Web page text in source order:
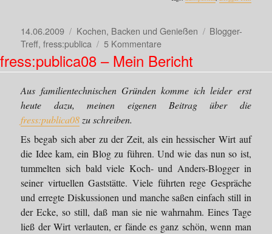
Veröffentlicht
am
14.06.2009 Kategorien
Kochen, Backen und Genießen Schlagwörter
Blogger-
Treff,fress:publica 5 Kommentarezu
Wir
…
fress:publica08 – Mein Bericht
Aus familientechnischen Gründen komme ich leider erst
heute dazu, meinen eigenen Beitrag über die
fress:publica08 zu schreiben.
Es begab sich aber zu der Zeit, als ein hessischer Wirt auf
die Idee kam, ein Blog zu führen. Und wie das nun so ist,
tummelten sich bald viele Koch- und Anders-Blogger in
seiner virtuellen Gaststätte. Viele führten rege Gespräche
und erregte Diskussionen und manche saßen einfach still in
der Ecke, so still, daß man sie nie wahrnahm. Eines Tage
ließ der Wirt verlauten, er fände es ganz schön, wenn man